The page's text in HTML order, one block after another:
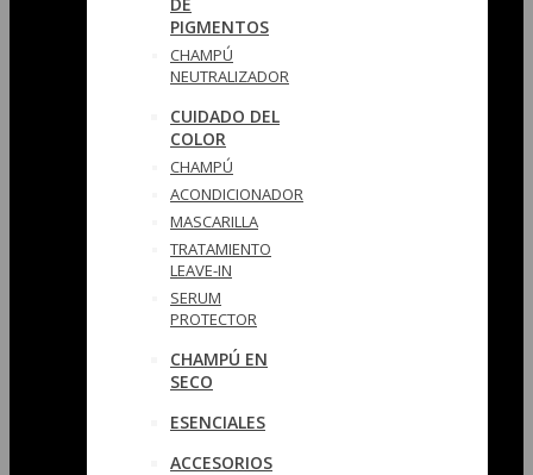
PIGMENTOS
CHAMPÚ
NEUTRALIZADOR
CUIDADO DEL
COLOR
CHAMPÚ
ACONDICIONADOR
MASCARILLA
TRATAMIENTO
LEAVE-IN
SERUM
PROTECTOR
CHAMPÚ EN
SECO
ESENCIALES
ACCESORIOS